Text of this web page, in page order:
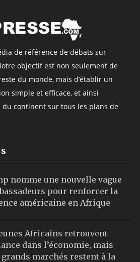
de référence de débats sur
objectif est non seulement de
du monde, mais d’établir un
simple et efficace, et ainsi
continent sur tous les plans de
nomme une nouvelle vague
pour renforcer la
américaine en Afrique
Africains retrouvent
dans l’économie, mais
marchés restent à la